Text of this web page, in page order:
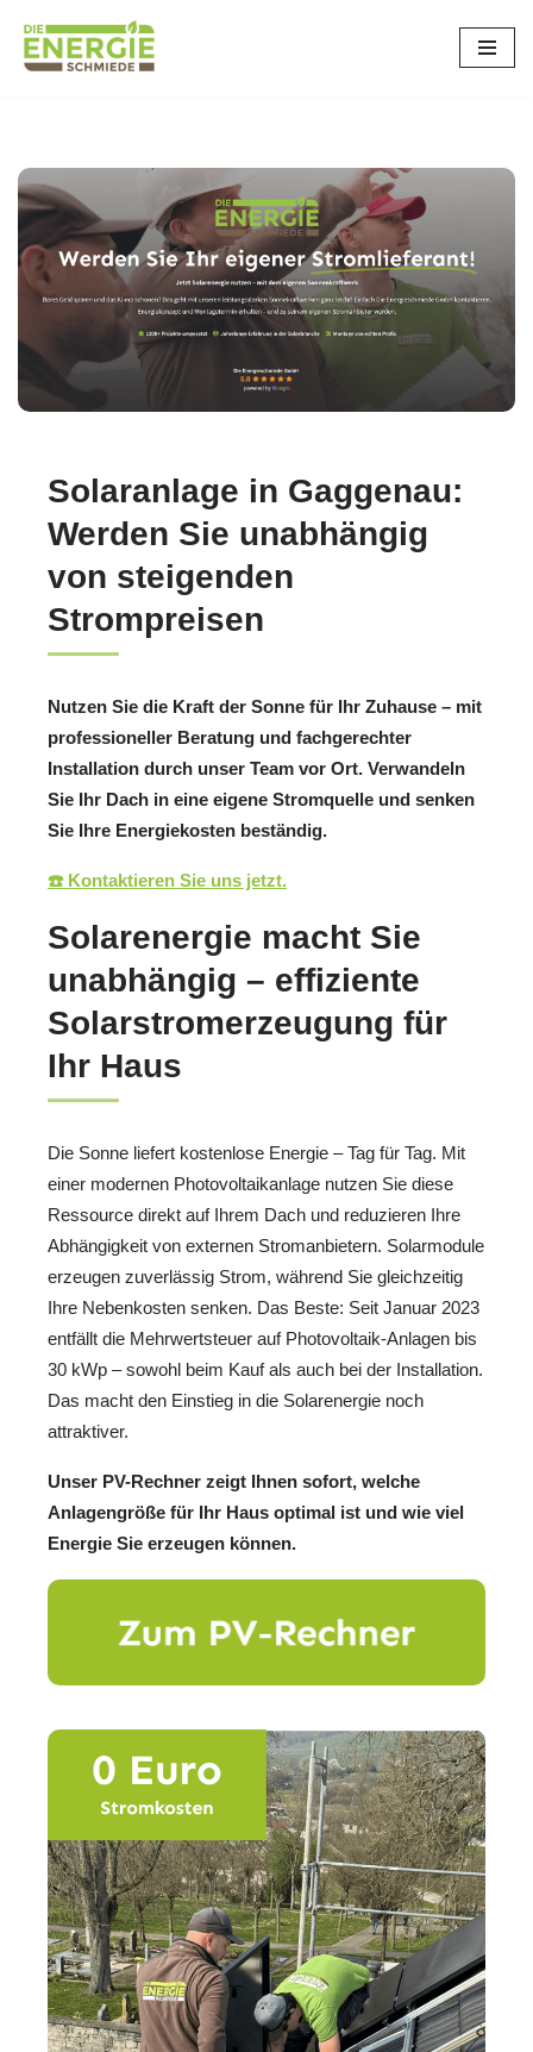
Zum
Solaranlage in Gaggenau:
Werden Sie unabhängig
von steigenden
Strompreisen
Nutzen Sie die Kraft der Sonne für Ihr Zuhause – mit
professioneller Beratung und fachgerechter
Installation durch unser Team vor Ort. Verwandeln
Sie Ihr Dach in eine eigene Stromquelle und senken
Sie Ihre Energiekosten beständig.
☎️ Kontaktieren Sie uns jetzt.
Solarenergie macht Sie
unabhängig – effiziente
Solarstromerzeugung für
Ihr Haus
Die Sonne liefert kostenlose Energie – Tag für Tag. Mit
einer modernen Photovoltaikanlage nutzen Sie diese
Ressource direkt auf Ihrem Dach und reduzieren Ihre
Abhängigkeit von externen Stromanbietern. Solarmodule
erzeugen zuverlässig Strom, während Sie gleichzeitig
Ihre Nebenkosten senken. Das Beste: Seit Januar 2023
entfällt die Mehrwertsteuer auf Photovoltaik-Anlagen bis
30 kWp – sowohl beim Kauf als auch bei der Installation.
Das macht den Einstieg in die Solarenergie noch
attraktiver.
Unser PV-Rechner zeigt Ihnen sofort, welche
Anlagengröße für Ihr Haus optimal ist und wie viel
Energie Sie erzeugen können.